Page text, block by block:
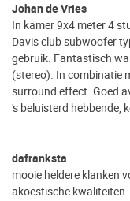
Johan de Vries
In kamer 9x4 meter 4
Davis club subwoofer
gebruik. Fantastisch
(stereo). In combinatie
surround effect. Goed
's beluisterd hebbende,
dafranksta
mooie heldere klanken
akoestische kwaliteiten.